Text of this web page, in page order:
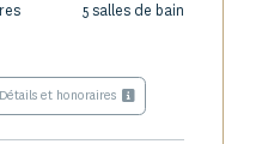
5 salles de bain
Détails et honoraires